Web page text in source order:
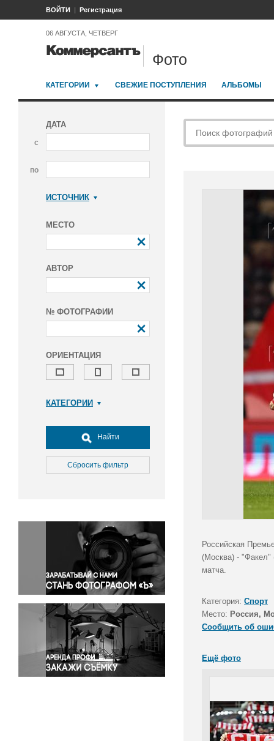
ВОЙТИ Регистрация
06 АВГУСТА, ЧЕТВЕРГ
Фото
КАТЕГОРИИ СВЕЖИЕ ПОСТУПЛЕНИЯ АЛЬБОМЫ
ДАТА
с
по
ИСТОЧНИК
МЕСТО
АВТОР
№ ФОТОГРАФИИ
ОРИЕНТАЦИЯ
КАТЕГОРИИ
Досуг, туризм и отдых
Культура
Медицина
Окружающая среда
Политика
Правосудие
Происшествия и конфликты
Религия
Светская жизнь
Спорт
Экология
Экономика и бизнес
Найти
Сбросить фильтр
Российская
(Москва) - "Факел"
матча.
Категория: Спорт
Место: Россия,
Сообщить об
Ещё фото